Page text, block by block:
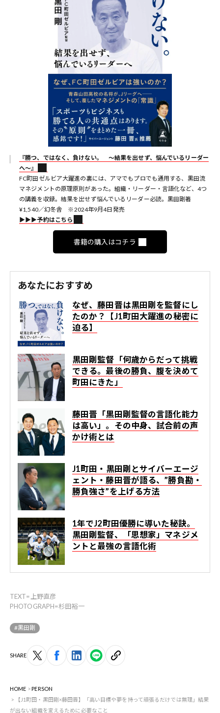
『勝つ、ではなく、負けない。 〜結果を出せず、悩んでいるリーダー
へ〜』
FC町田ゼルビア大躍進の裏には、アマでもプロでも通用する、黒田流
マネジメントの原理原則があった。組織・リーダー・言語化など、4つ
の講義を収録。結果を出せず悩んでいるリーダー必読。黒田剛著
¥1,540／幻冬舎 ※2024年9月4日発売
▶︎▶︎▶︎予約はこちら
書籍の購入はコチラ
あなたにおすすめ
なぜ、藤田晋は黒田剛を監督にし
たのか？【J1町田大躍進の秘密に
迫る】
黒田剛監督「何歳からだって挑戦
できる。最後の勝負、腹を決めて
町田にきた」
藤田晋「黒田剛監督の言語化能力
は高い」。その中身、試合前の声
かけ術とは
J1町田・黒田剛とサイバーエージ
ェント・藤田晋が語る、”勝負勘・
勝負強さ”を上げる方法
1年でJ2町田優勝に導いた秘訣。
黒田剛監督、「思想家」マネジメ
ントと最強の言語化術
TEXT=上野直彦
PHOTOGRAPH=杉田裕一
#黒田剛
SHARE
HOME
PERSON
【J1町田・黒田剛×藤田晋】「高い目標や夢を持って頑張るだけでは無理」結果
が出ない組織を変えるために必要なこと